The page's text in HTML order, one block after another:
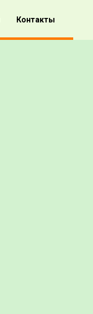
Контакты